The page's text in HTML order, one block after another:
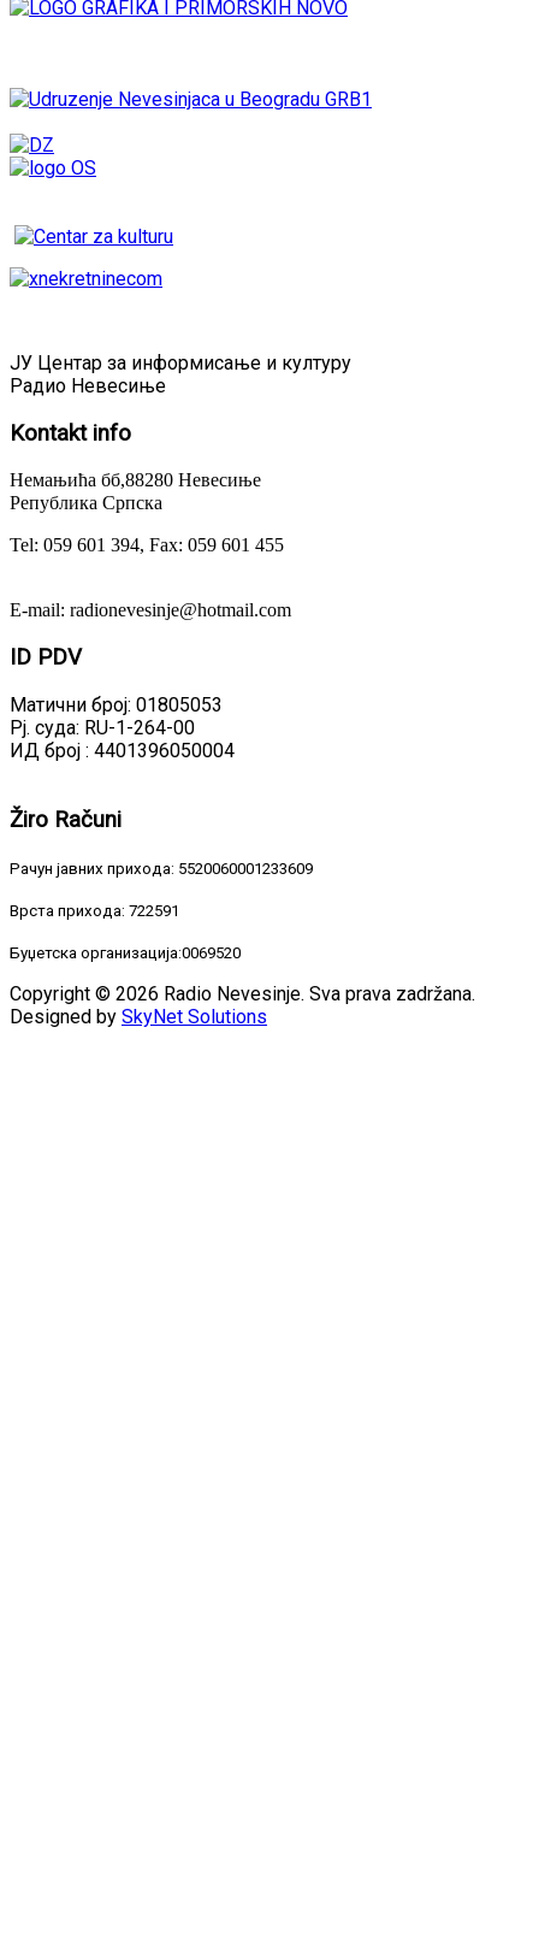
ЈУ Центар за информисање и културу
Радио Невесиње
Kontaktinfo
Немањића бб,88280 Невесиње
Република Српска
Tel: 059 601 394, Fax: 059 601 455
E-mail: radionevesinje@hotmail.com
ID PDV
Матични број: 01805053
Рј. суда: RU-1-264-00
ИД број : 4401396050004
Žiro Računi
Рачун јавних прихода: 5520060001233609
Врста прихода: 722591
Буџетска организација:0069520
Copyright © 2026 Radio Nevesinje. Sva prava zadržana.
Designed by SkyNet Solutions